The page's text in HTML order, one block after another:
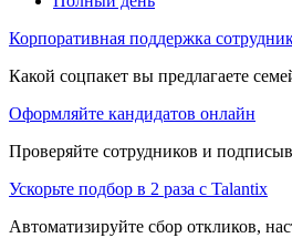
Корпоративная поддержка
Какой соцпакет вы предлагаете
Оформляйте кандидатов онлайн
Проверяйте сотрудников и
Ускорьте подбор в 2 раза с Talantix
Автоматизируйте сбор откликов,